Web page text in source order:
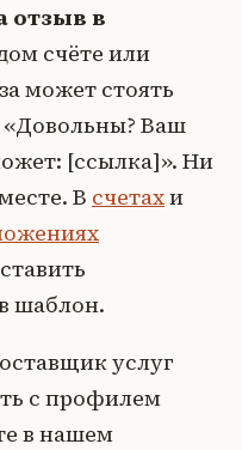
отзыв в
счёте или
может стоять
«Довольны? Ваш
[ссылка]». Ни
В счетахи
шаблон.
услуг
с профилем
в нашем